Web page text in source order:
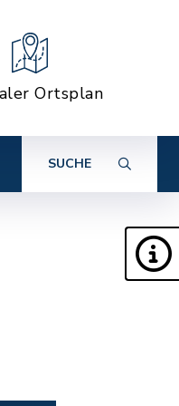
Ortsplan
SUCHE